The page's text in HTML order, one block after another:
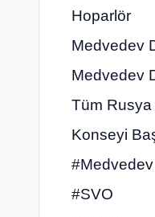
Hoparlör
Medvedev
Medvedev
Tüm Rusya
Konseyi
#Medvedev
#SVO